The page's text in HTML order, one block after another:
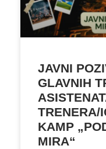
JAVNI
GLAVNIH
TRENERA/
KAMP
MIRA“